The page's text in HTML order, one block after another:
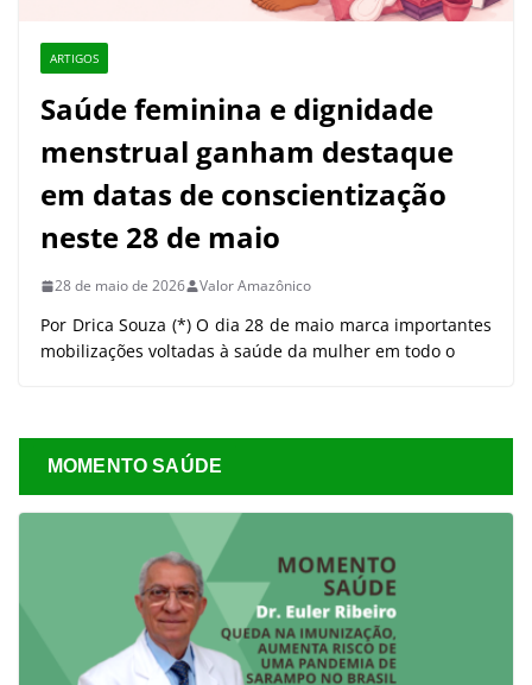
ARTIGOS
Saúde feminina e dignidade
menstrual ganham destaque
em datas de conscientização
neste 28 de maio
28 de maio de 2026 Valor Amazônico
Por Drica Souza (*) O dia 28 de maio marca importantes
mobilizações voltadas à saúde da mulher em todo o
MOMENTO SAÚDE